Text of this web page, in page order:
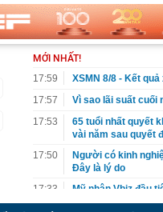
MỚI NHẤT!
17:59
XSMN 8/8 - Kết
17:57
Vì sao lãi suất cuối
17:53
65 tuổi nhất quyết
vài năm sau quyết
17:50
Người có kinh
Đây là lý do
17:33
Mỹ nhân Vbiz đầu
hình Hàn Quốc,